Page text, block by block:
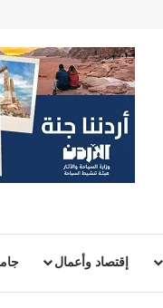
إقتصاد وأعمال